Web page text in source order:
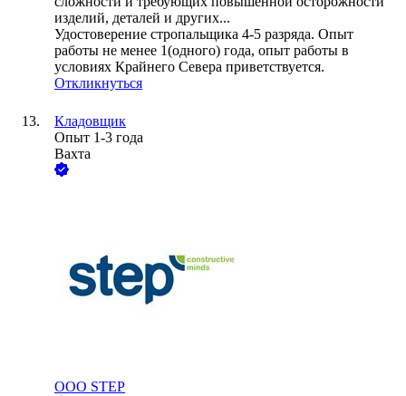
изделий, деталей и других...
Удостоверение стропальщика 4-5 разряда. Опыт
работы не менее 1(одного) года, опыт работы в
условиях Крайнего Севера приветствуется.
Откликнуться
Кладовщик
Опыт 1-3 года
Вахта
ООО STEP